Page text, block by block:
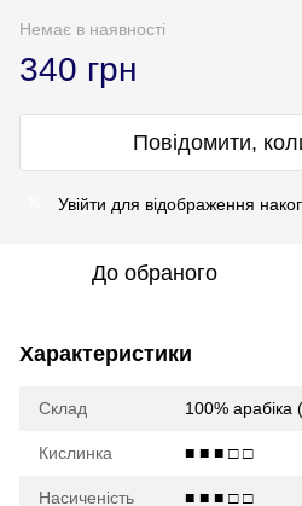
Немає в наявності
340 грн
Повідомити,
Увійти для відображення
До обраного
Характеристики
Склад 100% арабіка
Кислинка ■ ■ ■ □ □
Насиченість ■ ■ ■ □ □